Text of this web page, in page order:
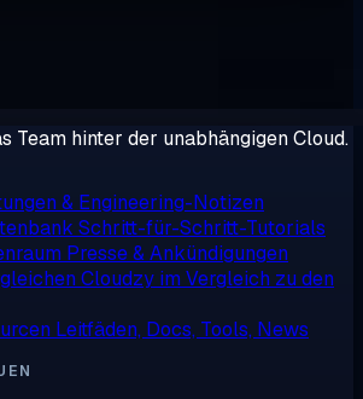
Team hinter der unabhängigen Cloud.
& Engineering-Notizen
Schritt-für-Schritt-Tutorials
Presse & Ankündigungen
Cloudzy im Vergleich zu den
Leitfäden, Docs, Tools, News